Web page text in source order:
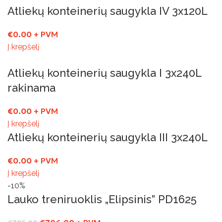
Atliekų konteinerių saugykla IV 3x120L
€0.00 + PVM
Į krepšelį
Atliekų konteinerių saugykla I 3x240L
rakinama
€0.00 + PVM
Į krepšelį
Atliekų konteinerių saugykla III 3x240L
€0.00 + PVM
Į krepšelį
-10%
Lauko treniruoklis „Elipsinis” PD1625